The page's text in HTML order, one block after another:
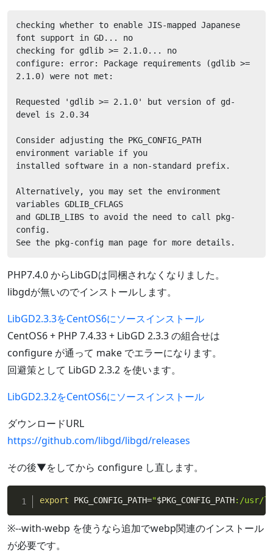
checking whether to enable JIS-mapped Japanese
font support in GD... no
checking for gdlib >= 2.1.0... no
configure: error: Package requirements (gdlib >=
2.1.0) were not met:
Requested 'gdlib >= 2.1.0' but version of gd-
devel is 2.0.34
Consider adjusting the PKG_CONFIG_PATH
environment variable if you
installed software in a non-standard prefix.
Alternatively, you may set the environment
variables GDLIB_CFLAGS
and GDLIB_LIBS to avoid the need to call pkg-
config.
See the pkg-config man page for more details.
PHP7.4.0 からLibGDは同梱されなくなりました。
libgdが無いのでインストールします。
LibGD2.3.3をCentOS6にソースインストール
CentOS6 + PHP 7.4.33 + LibGD 2.3.3 の組合せは
configure が通って make でエラーになります。
回避策として LibGD 2.3.2 を使います。
LibGD2.3.2をCentOS6にソースインストール
ダウンロードURL
https://github.com/libgd/libgd/releases
その後▼をしてから configure し直します。
export PKG_CONFIG_PATH="$PKG_CONFIG_PATH:/usr/
※--with-webp を使うなら追加でwebp関連のインストール
が必要です。